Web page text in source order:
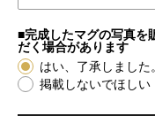
■完成したマグの写真を
だく場合があります
はい、了承しました。
掲載しないでほしい